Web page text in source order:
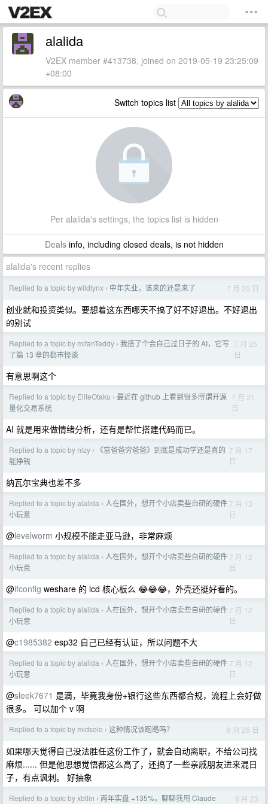
alalida
V2EX member #413738, joined on 2019-05-19 23:25:09
+08:00
Switch topics list
Per alalida's settings, the topics list is hidden
Dealsinfo, including closed deals, is not hidden
alalida's recent replies
Replied to a topic by wildlynx › 中年失业，该来的还是来了 7 月 25 日
创业就和投资类似。要想着这东西哪天不搞了好不好退出。不好退出
的别试
Replied to a topic by mifanTeddy › 我搭了个会自己过日子的 AI，它写
了篇 13 章的都市怪谈
7 月 25
日
有意思啊这个
Replied to a topic by EliteOtaku › 最近在 github 上看到很多所谓开源
量化交易系统
7 月 21
日
AI 就是用来做情绪分析，还有是帮忙搭建代码而已。
Replied to a topic by nlzy ›
《富爸爸穷爸爸》到底是成功学还是真的
能挣钱
7 月 17
日
纳瓦尔宝典也差不多
Replied to a topic by alalida › 人在国外，想开个小店卖些自研的硬件
小玩意
7 月 13
日
@levelworm 小规模不能走亚马逊，非常麻烦
Replied to a topic by alalida › 人在国外，想开个小店卖些自研的硬件
小玩意
7 月 12
日
@ifconfig weshare 的 lcd 核心板么 😂😂😂，外壳还挺好看的。
Replied to a topic by alalida › 人在国外，想开个小店卖些自研的硬件
小玩意
7 月 12
日
@c1985382 esp32 自己已经有认证，所以问题不大
Replied to a topic by alalida › 人在国外，想开个小店卖些自研的硬件
小玩意
7 月 12
日
@sleek7671 是滴，毕竟我身份+银行这些东西都合规，流程上会好做
很多。 可以加个 v 啊
Replied to a topic by midsolo › 这种情况该跑路吗？ 6 月 26 日
如果哪天觉得自己没法胜任这份工作了，就会自动离职，不给公司找
麻烦...... 但是他思想觉悟都这么高了，还搞了一些亲戚朋友进来混日
子，有点讽刺。 好抽象
Replied to a topic by xbtlin › 两年实盘 +135%，聊聊我用 Claude
6 月 23